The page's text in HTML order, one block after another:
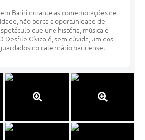
Bariri durante as comemorações de
não perca a oportunidade de
que une história, música e
Desfile Cívico é, sem dúvida, um dos
do calendário baririense.